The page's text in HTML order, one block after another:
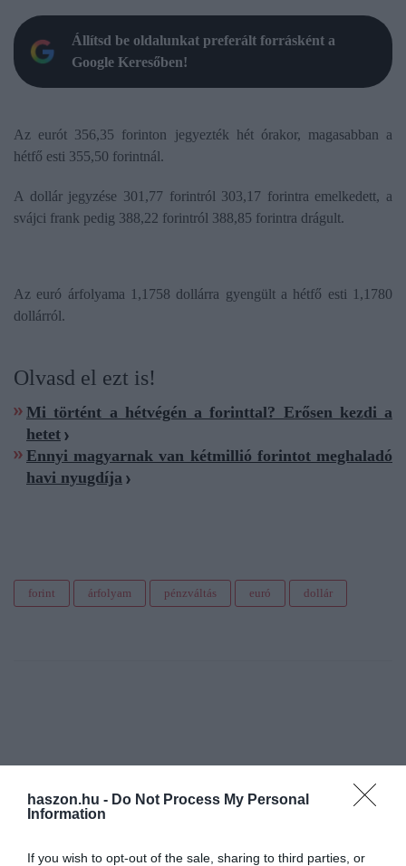
haszon.hu - Do Not Process My Personal
Information
If you wish to opt-out of the sale, sharing to third parties, or
Állítsd be oldalunkat preferált forrásként a
Google Keresőben!
Az eurót 356,35 forinton jegyezték hét órakor, magasabban a
hétfő esti 355,50 forintnál.
A dollár jegyzése 301,77 forintról 303,17 forintra emelkedett, a
svájci frank pedig 388,22 forintról 388,85 forintra drágult.
Az euró árfolyama 1,1758 dollárra gyengült a hétfő esti 1,1780
dollárról.
Olvasd el ezt is!
Mi történt a hétvégén a forinttal? Erősen kezdi a
hetet
Ennyi magyarnak van kétmillió forintot meghaladó
havi nyugdíja
forint árfolyam pénzváltás euró dollár